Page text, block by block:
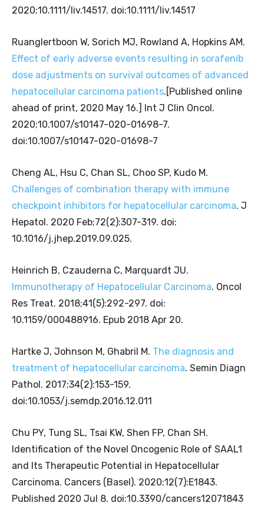
2020;10.1111/liv.14517. doi:10.1111/liv.14517
Ruanglertboon W, Sorich MJ, Rowland A, Hopkins AM.
Effect of early adverse events resulting in sorafenib
dose adjustments on survival outcomes of advanced
hepatocellular carcinoma patients.[Published online
ahead of print, 2020 May 16.] Int J Clin Oncol.
2020;10.1007/s10147-020-01698-7.
doi:10.1007/s10147-020-01698-7
Cheng AL, Hsu C, Chan SL, Choo SP, Kudo M.
Challenges of combination therapy with immune
checkpoint inhibitors for hepatocellular carcinoma. J
Hepatol. 2020 Feb;72(2):307-319. doi:
10.1016/j.jhep.2019.09.025.
Heinrich B, Czauderna C, Marquardt JU.
Immunotherapy of Hepatocellular Carcinoma. Oncol
Res Treat. 2018;41(5):292-297. doi:
10.1159/000488916. Epub 2018 Apr 20.
Hartke J, Johnson M, Ghabril M. The diagnosis and
treatment of hepatocellular carcinoma. Semin Diagn
Pathol. 2017;34(2):153-159.
doi:10.1053/j.semdp.2016.12.011
Chu PY, Tung SL, Tsai KW, Shen FP, Chan SH.
Identification of the Novel Oncogenic Role of SAAL1
and Its Therapeutic Potential in Hepatocellular
Carcinoma. Cancers (Basel). 2020;12(7):E1843.
Published 2020 Jul 8. doi:10.3390/cancers12071843